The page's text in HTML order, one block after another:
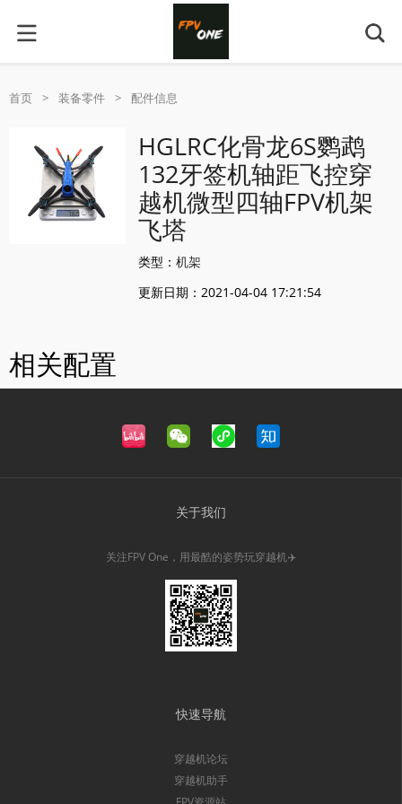
首页 > 装备零件 > 配件信息
HGLRC化骨龙6S鹦鹉
132牙签机轴距飞控穿
越机微型四轴FPV机架
飞塔
类型：机架
更新日期：2021-04-04 17:21:54
相关配置
关于我们
关注FPV One，用最酷的姿势玩穿越机✈️
快速导航
穿越机论坛
穿越机助手